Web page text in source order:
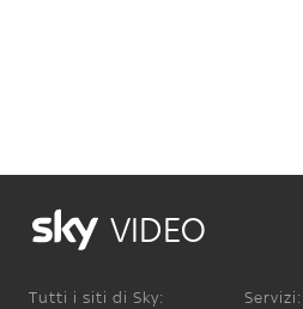
VIDEO
Tutti i siti di Sky: Servizi: